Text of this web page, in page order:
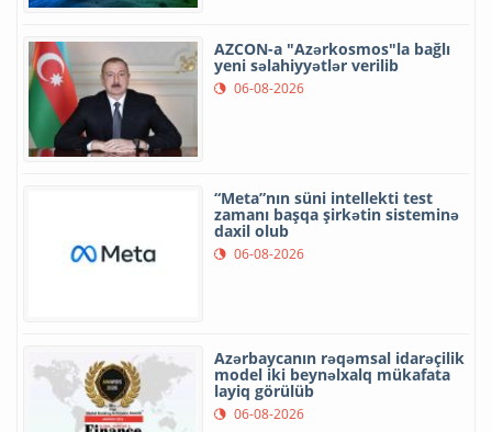
AZCON-a "Azərkosmos"la bağlı
yeni səlahiyyətlər verilib
06-08-2026
“Meta”nın süni intellekti test
zamanı başqa şirkətin sisteminə
daxil olub
06-08-2026
Azərbaycanın rəqəmsal idarəçilik
model iki beynəlxalq mükafata
layiq görülüb
06-08-2026